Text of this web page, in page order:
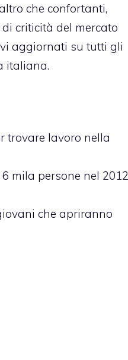
che confortanti,
criticità del mercato
aggiornati su tutti gli
italiana.
trovare lavoro nella
mila persone nel 2012
che apriranno